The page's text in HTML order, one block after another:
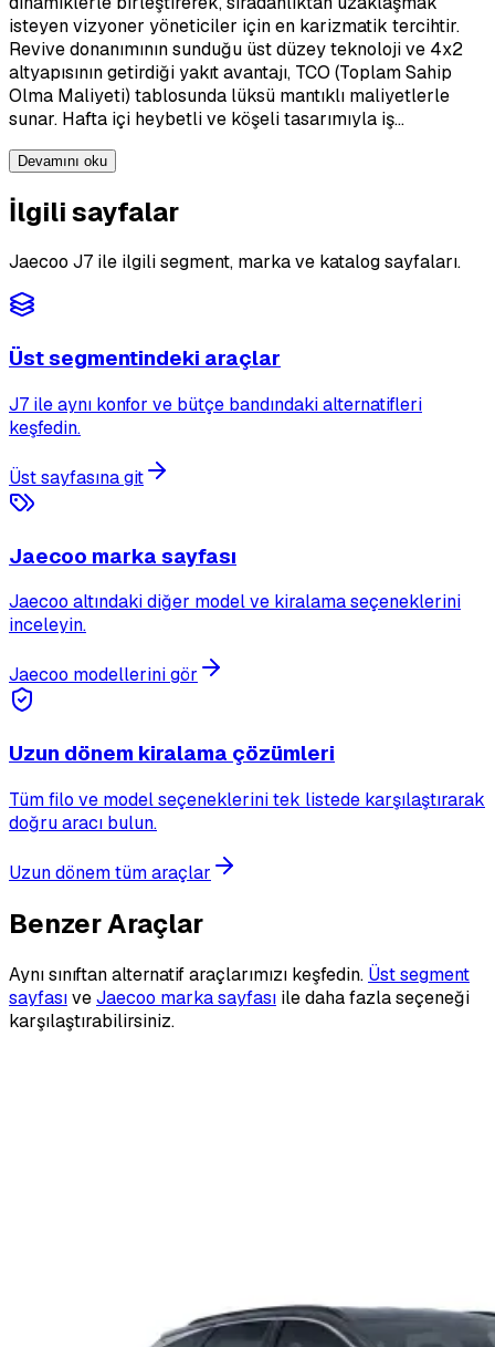
isteyen vizyoner yöneticiler için en karizmatik tercihtir.
Revive donanımının sunduğu üst düzey teknoloji ve 4x2
altyapısının getirdiği yakıt avantajı, TCO (Toplam Sahip
Olma Maliyeti) tablosunda lüksü mantıklı maliyetlerle
sunar. Hafta içi heybetli ve köşeli tasarımıyla iş…
Devamını oku
İlgili sayfalar
Jaecoo J7 ile ilgili segment, marka ve katalog sayfaları.
Üst segmentindeki araçlar
J7 ile aynı konfor ve bütçe bandındaki alternatifleri
keşfedin.
Üst sayfasına git
Jaecoo marka sayfası
Jaecoo altındaki diğer model ve kiralama seçeneklerini
inceleyin.
Jaecoo modellerini gör
Uzun dönem kiralama çözümleri
Tüm filo ve model seçeneklerini tek listede karşılaştırarak
doğru aracı bulun.
Uzun dönem tüm araçlar
Benzer Araçlar
Aynı sınıftan alternatif araçlarımızı keşfedin. Üst segment
sayfasıveJaecoo marka sayfası ile daha fazla seçeneği
karşılaştırabilirsiniz.